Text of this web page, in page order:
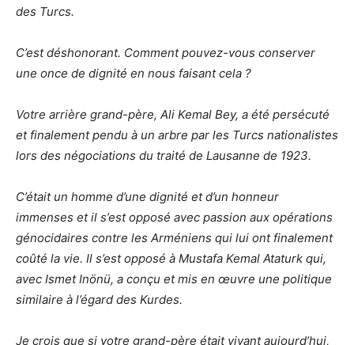
des Turcs.
C’est déshonorant. Comment pouvez-vous conserver
une once de dignité en nous faisant cela ?
Votre arrière grand-père, Ali Kemal Bey, a été persécuté
et finalement pendu à un arbre par les Turcs nationalistes
lors des négociations du traité de Lausanne de 1923.
C’était un homme d’une dignité et d’un honneur
immenses et il s’est opposé avec passion aux opérations
génocidaires contre les Arméniens qui lui ont finalement
coûté la vie. Il s’est opposé à Mustafa Kemal Ataturk qui,
avec Ismet Inönü, a conçu et mis en œuvre une politique
similaire à l’égard des Kurdes.
Je crois que si votre grand-père était vivant aujourd’hui,